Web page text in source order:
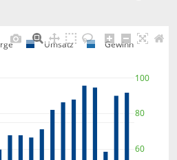
60
80
100
Umsatz Gewinn